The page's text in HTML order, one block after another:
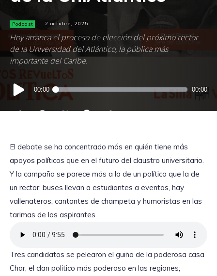
Podcast 2 octubre, 2025
Hoy arranca el proceso de elección del próximo rector
de la Universidad del Atlántico, la pública más
importante del Caribe.
Reproductor
de
00:00 00:00
El debate se ha concentrado más en quién tiene más
apoyos políticos que en el futuro del claustro universitario.
Y la campaña se parece más a la de un político que la de
un rector: buses llevan a estudiantes a eventos, hay
vallenateros, cantantes de champeta y humoristas en las
tarimas de los aspirantes.
Tres candidatos se pelearon el guiño de la poderosa casa
Char, el clan político más poderoso en las regiones;